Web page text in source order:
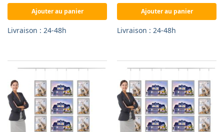
Ajouter au panier
Livraison : 24-48h
Ajouter au panier
Livraison : 24-48h